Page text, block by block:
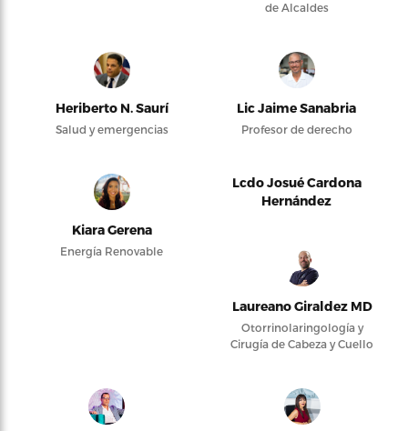
de Alcaldes
Heriberto N. Saurí
Salud y emergencias
Lic Jaime Sanabria
Profesor de derecho
Kiara Gerena
Energía Renovable
Lcdo Josué Cardona
Hernández
Laureano Giraldez MD
Otorrinolaringología y
Cirugía de Cabeza y Cuello